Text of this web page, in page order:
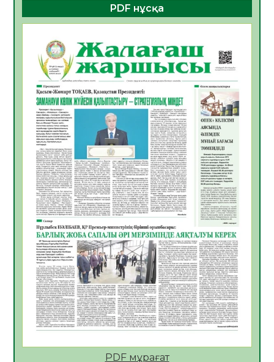
ҚҰРЫЛТАЙ САЙЛАУЫ – БОЛАШАҚҚА
БАСТАР ЖАУАПТЫ ТАҢДАУ
06.08.2026
Инфекциялық ауруларға қарсы иммундау
жұмыстарының тиімділігі
06.08.2026
40
Көкжөтел ауруы туралы
06.08.2026
36
АПВ вакцинасы туралы мәлімет
06.08.2026
36
Open Air: Қызылорда облысы полиция
департаменті 20 мыңнан астам
көрерменнің қауіпсіздігін қамтамасыз етті
06.08.2026
48
ҚЫЗЫЛОРДАДА «САНАЛЫ ҰРПАҚ –
ЖАРҚЫН БОЛАШАҚ» АТТЫ КЕҢЕЙТІЛГЕН
МӘЖІЛІС ӨТТІ
05.08.2026
49
Қазақстан Орталық Азиядағы көшуге ең
PDF нұсқа
PDF мұрағат